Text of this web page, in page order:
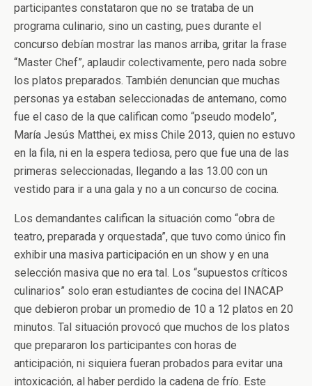
participantes constataron que no se trataba de un
programa culinario, sino un casting, pues durante el
concurso debían mostrar las manos arriba, gritar la frase
“Master Chef”, aplaudir colectivamente, pero nada sobre
los platos preparados. También denuncian que muchas
personas ya estaban seleccionadas de antemano, como
fue el caso de la que califican como “pseudo modelo”,
María Jesús Matthei, ex miss Chile 2013, quien no estuvo
en la fila, ni en la espera tediosa, pero que fue una de las
primeras seleccionadas, llegando a las 13.00 con un
vestido para ir a una gala y no a un concurso de cocina.
Los demandantes califican la situación como “obra de
teatro, preparada y orquestada”, que tuvo como único fin
exhibir una masiva participación en un show y en una
selección masiva que no era tal. Los “supuestos críticos
culinarios” solo eran estudiantes de cocina del INACAP
que debieron probar un promedio de 10 a 12 platos en 20
minutos. Tal situación provocó que muchos de los platos
que prepararon los participantes con horas de
anticipación, ni siquiera fueran probados para evitar una
intoxicación, al haber perdido la cadena de frío. Este